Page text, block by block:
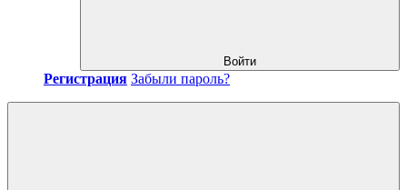
Войти
Регистрация Забыли пароль?